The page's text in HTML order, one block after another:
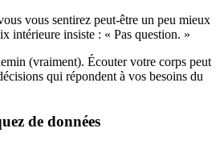
vous sentirez peut-être un peu mieux
intérieure insiste : « Pas question. »
(vraiment). Écouter votre corps peut
qui répondent à vos besoins du
de données